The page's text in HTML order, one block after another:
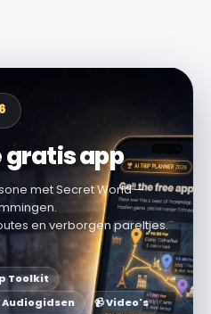
gratis app
met Secret World —
en verborgen pareltjes.
Toolkit
Audiogidsen 📹 Video's